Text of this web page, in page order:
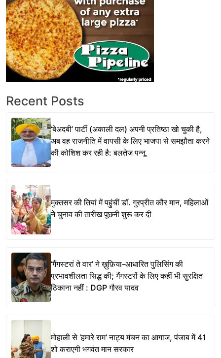
Recent Posts
‘बेअदबी’ पार्टी (अकाली दल) अपनी प्रतिष्ठा खो चुकी है,
अब वह राजनीति में वापसी के लिए भाजपा से समझौता करने
की कोशिश कर रही है: बलतेज पन्नू
मुक्तसर की तियां में पहुंचीं डॉ. गुरप्रीत कौर मान, महिलाओं
ने चुनाव की तारीख पूछनी शुरू कर दी
‘गैंगस्टरां ते वार’ ने ख़ुफ़िया-आधारित पुलिसिंग की
प्रभावशीलता सिद्ध की; गैंगस्टरों के लिए कहीं भी सुरक्षित
ठिकाना नहीं : DGP गौरव यादव
मोहाली से ‘हमारे राम’ नाट्य मंचन का आगाज, पंजाब में 41
शो कराएगी भगवंत मान सरकार